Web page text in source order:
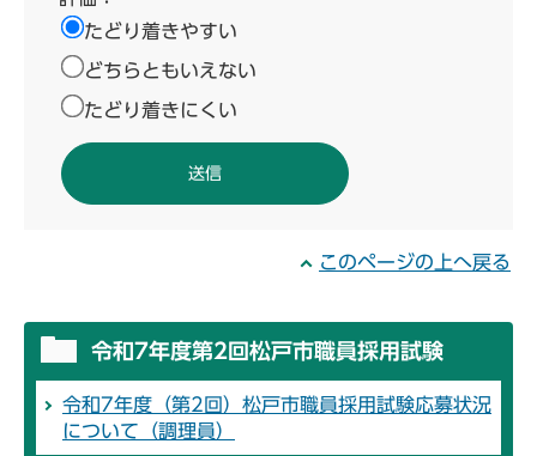
たどり着きやすい
どちらともいえない
たどり着きにくい
このページの上へ戻る
令和7年度第2回松戸市職員採用試験
令和7年度（第2回）松戸市職員採用試験応募状況
について（調理員）